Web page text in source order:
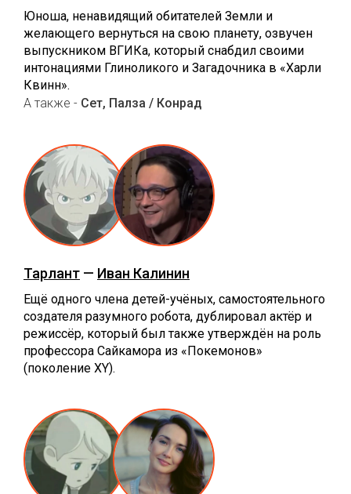
Юноша, ненавидящий обитателей Земли и
желающего вернуться на свою планету, озвучен
выпускником ВГИКа, который снабдил своими
интонациями Глиноликого и Загадочника в «Харли
Квинн».
А также - Сет, Палза / Конрад
Тарлант — Иван Калинин
Ещё одного члена детей-учёных, самостоятельного
создателя разумного робота, дублировал актёр и
режиссёр, который был также утверждён на роль
профессора Сайкамора из «Покемонов»
(поколение XY).